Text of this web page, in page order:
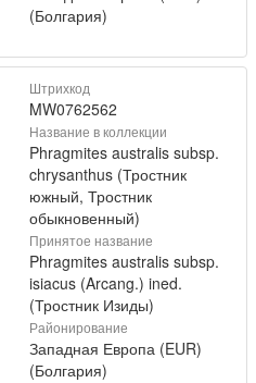
(Болгария)
Штрихкод
MW0762562
Название в коллекции
Phragmites australis subsp.
chrysanthus (Тростник
южный, Тростник
обыкновенный)
Принятое название
Phragmites australis subsp.
isiacus (Arcang.) ined.
(Тростник Изиды)
Районирование
Западная Европа (EUR)
(Болгария)